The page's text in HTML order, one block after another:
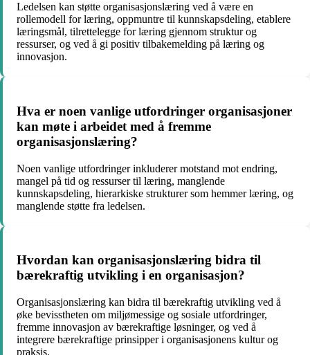
Ledelsen kan støtte organisasjonslæring ved å være en
rollemodell for læring, oppmuntre til kunnskapsdeling, etablere
læringsmål, tilrettelegge for læring gjennom struktur og
ressurser, og ved å gi positiv tilbakemelding på læring og
innovasjon.
Hva er noen vanlige utfordringer organisasjoner
kan møte i arbeidet med å fremme
organisasjonslæring?
Noen vanlige utfordringer inkluderer motstand mot endring,
mangel på tid og ressurser til læring, manglende
kunnskapsdeling, hierarkiske strukturer som hemmer læring, og
manglende støtte fra ledelsen.
Hvordan kan organisasjonslæring bidra til
bærekraftig utvikling i en organisasjon?
Organisasjonslæring kan bidra til bærekraftig utvikling ved å
øke bevisstheten om miljømessige og sosiale utfordringer,
fremme innovasjon av bærekraftige løsninger, og ved å
integrere bærekraftige prinsipper i organisasjonens kultur og
praksis.